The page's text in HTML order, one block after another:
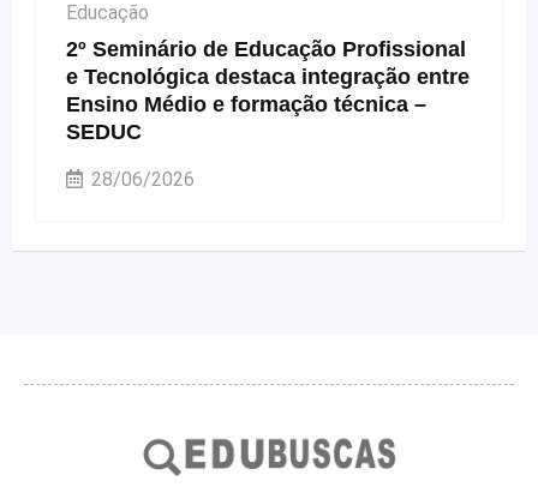
Educação
2º Seminário de Educação Profissional
e Tecnológica destaca integração entre
Ensino Médio e formação técnica –
SEDUC
28/06/2026